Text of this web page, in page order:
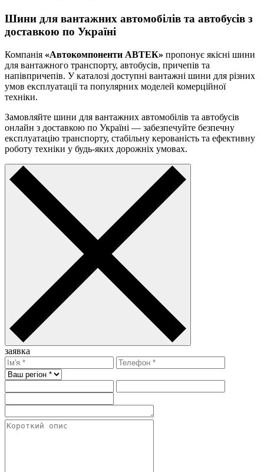
Шини для вантажних автомобілів та автобусів з
доставкою по Україні
Компанія «Автокомпоненти АВТЕК» пропонує якісні шини
для вантажного транспорту, автобусів, причепів та
напівпричепів. У каталозі доступні вантажні шини для різних
умов експлуатації та популярних моделей комерційної
техніки.
Замовляйте шини для вантажних автомобілів та автобусів
онлайн з доставкою по Україні — забезпечуйте безпечну
експлуатацію транспорту, стабільну керованість та ефективну
роботу техніки у будь-яких дорожніх умовах.
заявка